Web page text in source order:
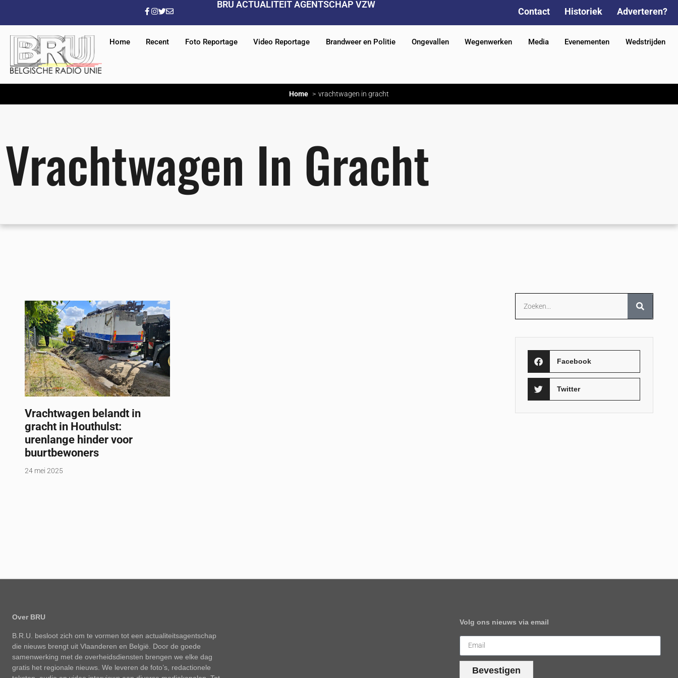
BRU ACTUALITEIT AGENTSCHAP VZW
Contact Historiek Adverteren?
Home Recent Foto Reportage Video Reportage Brandweer en Politie Ongevallen Wegenwerken Media Evenementen Wedstrijden
Home vrachtwagen in gracht
Vrachtwagen In Gracht
Vrachtwagen belandt in
gracht in Houthulst:
urenlange hinder voor
buurtbewoners
24 mei 2025
Facebook
Twitter
Over BRU
B.R.U. besloot zich om te vormen tot een actualiteitsagentschap
die nieuws brengt uit Vlaanderen en België. Door de goede
samenwerking met de overheidsdiensten brengen we elke dag
gratis het regionale nieuws. We leveren de foto’s, redactionele
Volg ons nieuws via email
Bevestigen